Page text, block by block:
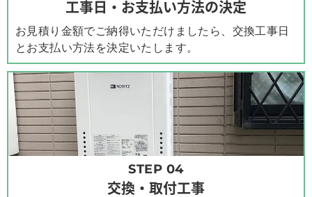
工事日・お支払い方法の決定
お見積り金額でご納得いただけましたら、交換工事日
とお支払い方法を決定いたします。
STEP 04
交換・取付工事